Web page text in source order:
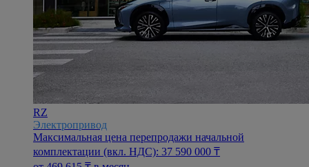
RZ
Электропривод
Максимальная цена перепродажи начальной
комплектации (вкл. НДС): 37 590 000 ₸